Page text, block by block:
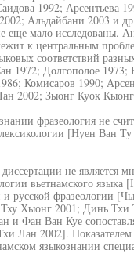
1992; Арсентьева
Альдайбани 2003 и
еще мало исследованы.
к центральным
соответствий
1972; Долгополое 1973;
Комисаров 1990;
2002; Зыонг Куок
фразеология не
[Нуен Ван
не является
вьетнамского
русской фразеологии
Хыонг 2001; Динь Тхи
и Фан Ван Куе
Лан 2002].
языкознании